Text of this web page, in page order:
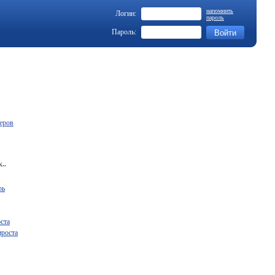
Логин:
напомнить
пароль
Пароль: